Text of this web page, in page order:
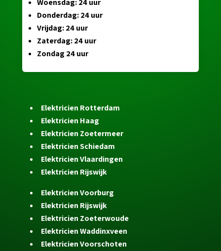
Woensdag: 24 uur
Donderdag: 24 uur
Vrijdag: 24 uur
Zaterdag: 24 uur
Zondag 24 uur
Elektricien Rotterdam
Elektricien Haag
Elektricien Zoetermeer
Elektricien Schiedam
Elektricien Vlaardingen
Elektricien Rijswijk
Elektricien Voorburg
Elektricien Rijswijk
Elektricien Zoeterwoude
Elektricien Waddinxveen
Elektricien Voorschoten